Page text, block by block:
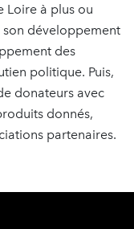
Loire à plus ou
développement
des
politique. Puis,
donateurs avec
donnés,
partenaires.